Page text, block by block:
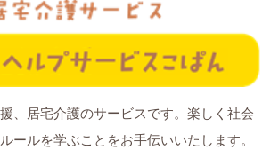
、居宅介護のサービスです。楽しく社会
ールを学ぶことをお手伝いいたします。